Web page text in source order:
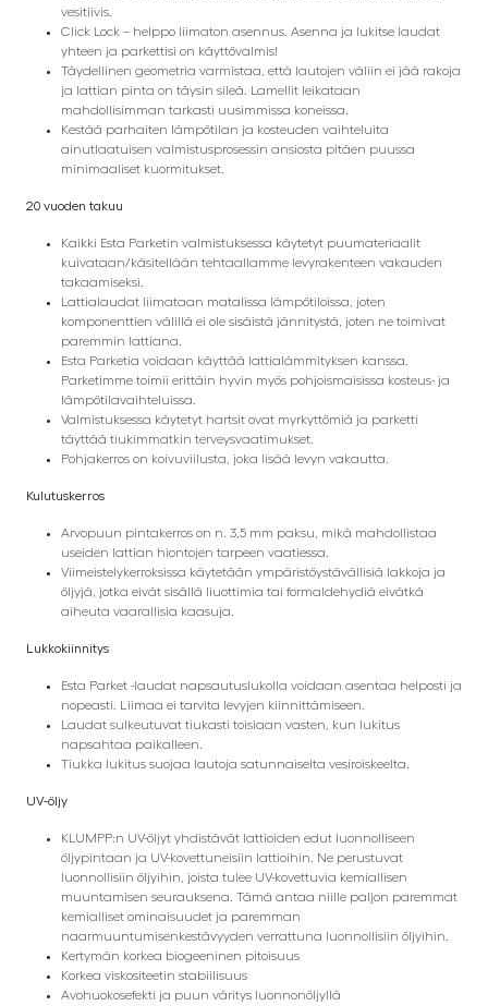
vesitiivis.
Click Lock – helppo liimaton asennus. Asenna ja lukitse laudat
yhteen ja parkettisi on käyttövalmis!
Täydellinen geometria varmistaa, että lautojen väliin ei jää rakoja
ja lattian pinta on täysin sileä. Lamellit leikataan
mahdollisimman tarkasti uusimmissa koneissa.
Kestää parhaiten lämpötilan ja kosteuden vaihteluita
ainutlaatuisen valmistusprosessin ansiosta pitäen puussa
minimaaliset kuormitukset.
20 vuoden takuu
Kaikki Esta Parketin valmistuksessa käytetyt puumateriaalit
kuivataan/käsitellään tehtaallamme levyrakenteen vakauden
takaamiseksi.
Lattialaudat liimataan matalissa lämpötiloissa, joten
komponenttien välillä ei ole sisäistä jännitystä, joten ne toimivat
paremmin lattiana.
Esta Parketia voidaan käyttää lattialämmityksen kanssa.
Parketimme toimii erittäin hyvin myös pohjoismaisissa kosteus- ja
lämpötilavaihteluissa.
Valmistuksessa käytetyt hartsit ovat myrkyttömiä ja parketti
täyttää tiukimmatkin terveysvaatimukset.
Pohjakerros on koivuviilusta, joka lisää levyn vakautta.
Kulutuskerros
Arvopuun pintakerros on n. 3,5 mm paksu, mikä mahdollistaa
useiden lattian hiontojen tarpeen vaatiessa.
Viimeistelykerroksissa käytetään ympäristöystävällisiä lakkoja ja
öljyjä, jotka eivät sisällä liuottimia tai formaldehydiä eivätkä
aiheuta vaarallisia kaasuja.
Lukkokiinnitys
Esta Parket -laudat napsautuslukolla voidaan asentaa helposti ja
nopeasti. Liimaa ei tarvita levyjen kiinnittämiseen.
Laudat sulkeutuvat tiukasti toisiaan vasten, kun lukitus
napsahtaa paikalleen.
Tiukka lukitus suojaa lautoja satunnaiselta vesiroiskeelta.
UV-öljy
KLUMPP:n UV-öljyt yhdistävät lattioiden edut luonnolliseen
öljypintaan ja UV-kovettuneisiin lattioihin. Ne perustuvat
luonnollisiin öljyihin, joista tulee UV-kovettuvia kemiallisen
muuntamisen seurauksena. Tämä antaa niille paljon paremmat
kemialliset ominaisuudet ja paremman
naarmuuntumisenkestävyyden verrattuna luonnollisiin öljyihin.
Kertymän korkea biogeeninen pitoisuus
Korkea viskositeetin stabiilisuus
Avohuokosefekti ja puun väritys luonnonöljyllä